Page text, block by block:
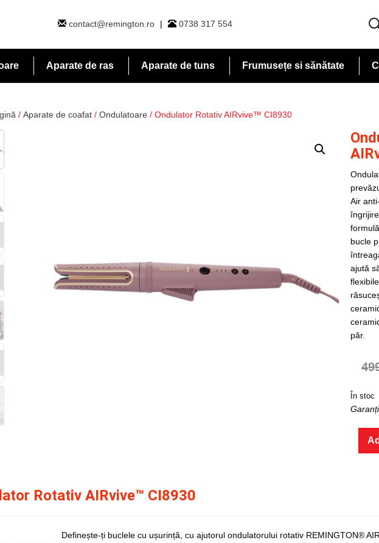
contact@remington.ro | 0738 317 554
Aparate de ras Aparate de tuns Frumusețe si sănătate
/ Aparate de coafat / Ondulatoare / Ondulator Rotativ AIRvive™ CI8930
Air
bucle
ajută
păr.
În stoc
Rotativ AIRvive™ CI8930
Definește-ți buclele cu ușurință, cu ajutorul ondulatorului rotativ REMINGTON®